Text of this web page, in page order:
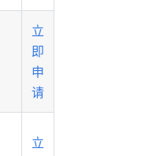
立
即
申
请
立